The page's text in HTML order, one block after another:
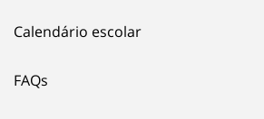
Calendário escolar
FAQs